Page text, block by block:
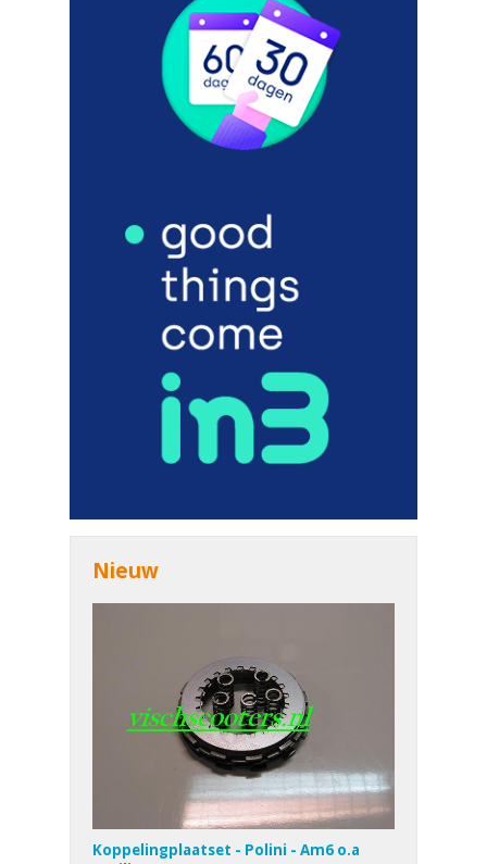
Nieuw
Koppelingplaatset - Polini - Am6 o.a